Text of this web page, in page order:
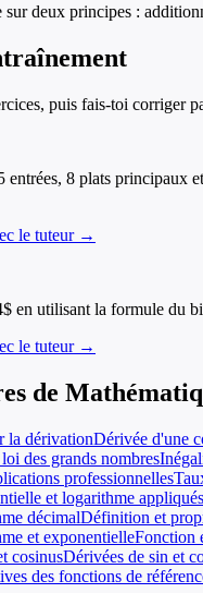
deux principes :
puis fais-toi corriger
entrées, 8 plats principaux
le tuteur →
en utilisant la formule du
le tuteur →
de
la dérivationDérivée d'une
des grands nombres
professionnelles
et logarithme appliqués
décimalDéfinition et
et exponentielleFonction
cosinusDérivées de sin et
des fonctions de